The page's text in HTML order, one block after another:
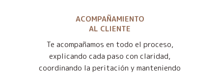
ACOMPAÑAMIENTO
AL CLIENTE
Te acompañamos en todo el proceso,
explicando cada paso con claridad,
coordinando la peritación y manteniendo